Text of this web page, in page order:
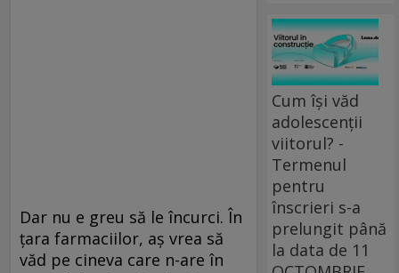
Dar nu e greu să le încurci. În
ţara farmaciilor, aş vrea să
văd pe cineva care n-are în
Cum își văd
adolescenții
viitorul? -
Termenul
pentru
înscrieri s-a
prelungit până
la data de 11